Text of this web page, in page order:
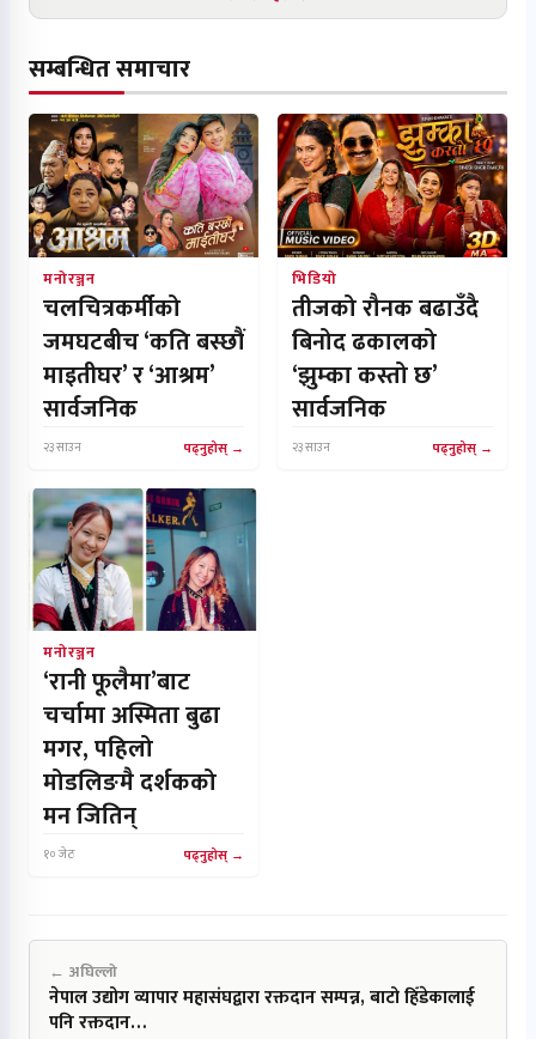
सम्बन्धित समाचार
मनोरञ्जन
चलचित्रकर्मीको
जमघटबीच ‘कति बस्छौं
माइतीघर’ र ‘आश्रम’
सार्वजनिक
२३ साउन पढ्नुहोस्
भिडियो
तीजको रौनक बढाउँदै
बिनोद ढकालको
‘झुम्का कस्तो छ’
सार्वजनिक
२३ साउन पढ्नुहोस्
मनोरञ्जन
‘रानी फूलैमा’बाट
चर्चामा अस्मिता बुढा
मगर, पहिलो
मोडलिङमै दर्शकको
मन जितिन्
१० जेठ पढ्नुहोस्
← अघिल्लो
नेपाल उद्योग व्यापार महासंघद्वारा रक्तदान सम्पन्न, बाटो हिँडेकालाई
पनि रक्तदान…